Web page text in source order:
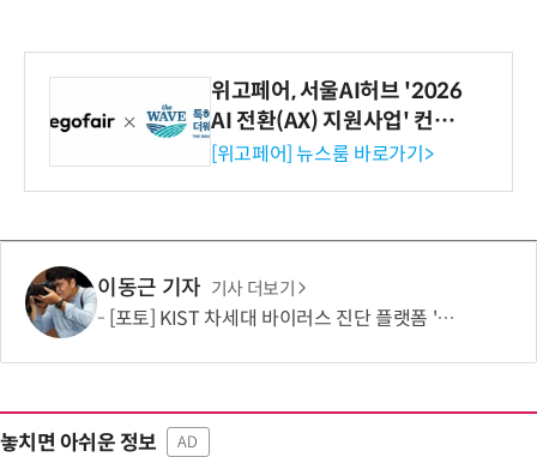
위고페어, 서울AI허브 '2026
AI 전환(AX) 지원사업' 컨소
시엄 선정
[위고페어] 뉴스룸 바로가기>
이동근 기자 기사 더보기
[포토] KIST 차세대 바이러스 진단 플랫폼 '퓨전 어세이' 개발
놓치면 아쉬운 정보 AD